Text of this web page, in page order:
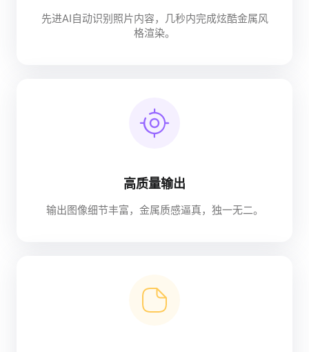
先进AI自动识别照片内容，几秒内完成炫酷金属风
格渲染。
高质量输出
输出图像细节丰富，金属质感逼真，独一无二。